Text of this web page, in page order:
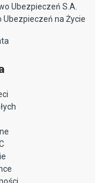
Ubezpieczeń S.A.
Ubezpieczeń na Życie